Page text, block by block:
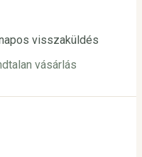
visszaküldés
vásárlás